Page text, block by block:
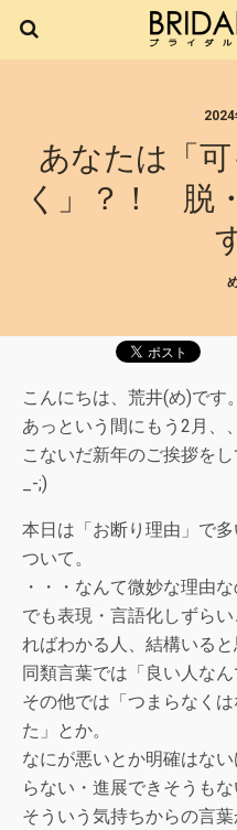
2024
あなたは「
く」？！ 脱
こんにちは、荒井(め)です。
あっという間にもう2月、
こないだ新年のご挨拶を
_-;)
本日は「お断り理由」で多
ついて。
・・・なんて微妙な理由な
でも表現・言語化しずら
ればわかる人、結構いると
同類言葉では「良い人な
その他では「つまらなく
た」とか。
なにが悪いとか明確はな
らない・進展できそうもな
そういう気持ちからの言葉